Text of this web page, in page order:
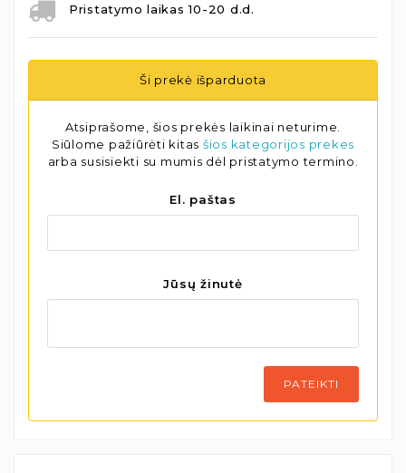
Pristatymo laikas 10-20 d.d.
Ši prekė išparduota
Atsiprašome, šios prekės laikinai neturime.
Siūlome pažiūrėti kitas šios kategorijos prekes
arba susisiekti su mumis dėl pristatymo termino.
El. paštas
Jūsų žinutė
PATEIKTI